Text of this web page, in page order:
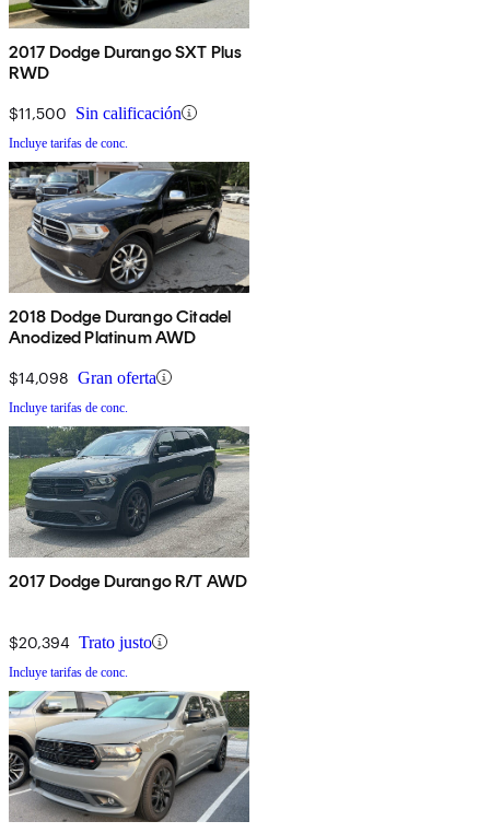
2017 Dodge Durango SXT Plus
RWD
$11,500 Sin calificación
Incluye tarifas de conc.
2018 Dodge Durango Citadel
Anodized Platinum AWD
$14,098 Gran oferta
Incluye tarifas de conc.
2017 Dodge Durango R/T AWD
$20,394 Trato justo
Incluye tarifas de conc.